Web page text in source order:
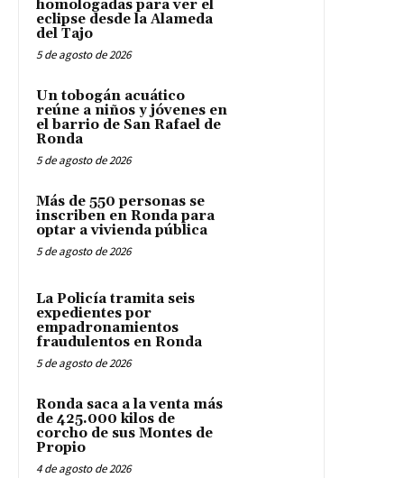
homologadas para ver el
eclipse desde la Alameda
del Tajo
5 de agosto de 2026
Un tobogán acuático
reúne a niños y jóvenes en
el barrio de San Rafael de
Ronda
5 de agosto de 2026
Más de 550 personas se
inscriben en Ronda para
optar a vivienda pública
5 de agosto de 2026
La Policía tramita seis
expedientes por
empadronamientos
fraudulentos en Ronda
5 de agosto de 2026
Ronda saca a la venta más
de 425.000 kilos de
corcho de sus Montes de
Propio
4 de agosto de 2026